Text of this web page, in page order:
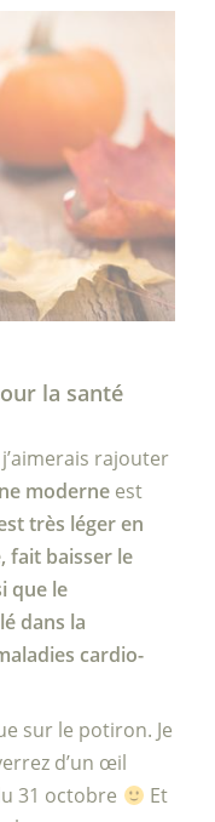
la santé
rajouter
moderne est
très léger en
fait baisser le
que le
dans la
cardio-
sur le potiron. Je
d’un œil
31 octobre
Et